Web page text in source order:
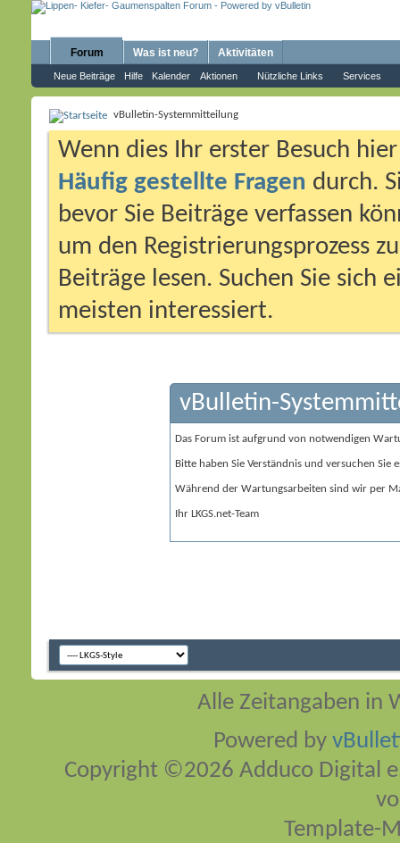
Forum
Neue Beiträge Hilfe Kalender Aktionen Nützliche Links Services
Was ist neu? Aktivitäten
vBulletin-Systemmitteilung
Wenn dies Ihr erster Besuch
Häufig gestellte Fragen durch.
bevor Sie Beiträge verfassen
um den Registrierungsprozess
Beiträge lesen. Suchen Sie sich
meisten interessiert.
vBulletin-
Das Forum ist aufgrund von notwendigen
Bitte haben Sie Verständnis und versuchen Sie
Während der Wartungsarbeiten sind wir per
Ihr LKGS.net-Team
Alle Zeitangaben in
Powered by
Copyright ©2026 Adduco Digital
Template-